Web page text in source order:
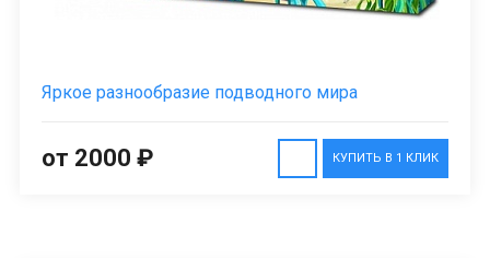
Яркое разнообразие подводного мира
КУПИТЬ В 1 КЛИК
от 2000 ₽